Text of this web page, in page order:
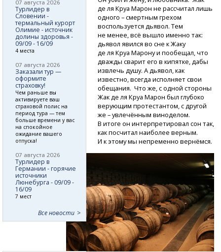
де ля Круа Марон не рассчитал лишь
одного – смертным грехом
воспользуется дьявол. Тем
не менее, всё вышло именно так:
дьявол явился во сне к Жаку
де ля Круа Марону и пообещал, что
дважды сварит его в кипятке, дабы
извлечь душу. А дьявол, как
известно, всегда исполняет свои
обещания. Что же, с одной стороны
Жак де ля Круа Марон был глубоко
верующим протестантом, с другой
же – увлечённым виноделом.
В итоге он интерпретировал сон так,
как посчитал наиболее верным.
И к этому мы непременно вернёмся.
07 августа 2026
Турлидер в
Словении -
термальный курорт
Олимие - источник
долины здоровья -
09/09 - 16/09
4 места
07 августа 2026
Заказали тур —
оформите
страховку!
Чем раньше вы
активируете ваш
страховой полис на
период тура — тем
больше времени у вас
на спокойное
ожидание вашего
отпуска!
07 августа 2026
Турлидер в
Германии - горячие
источники
Люнебурга - 09/09 -
16/09
7 мест
Все новости